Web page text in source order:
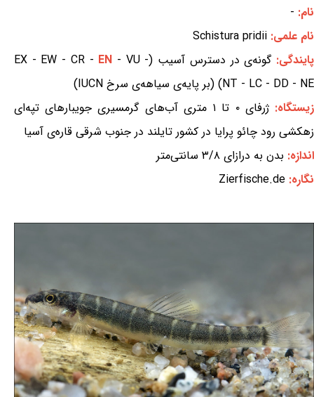
نام: -
نام علمی: Schistura pridii
پایندگی:گونه‌ی در دسترس آسیب (EX - EW - CR - EN - VU -
NT - LC - DD - NE) (بر پایه‌ی سیاهه‌ی سرخ IUCN)
زیستگاه:
ژرفای ۰ تا ۱ متری آب‌های گرمسیری جویبارهای تپه‌ای
زهکشی رود چائو پرایا در کشور تایلند در جنوب شرقی قاره‌ی آسیا
اندازه: بدن به درازای ۳/۸ سانتی‌متر
نگاره: Zierfische.de